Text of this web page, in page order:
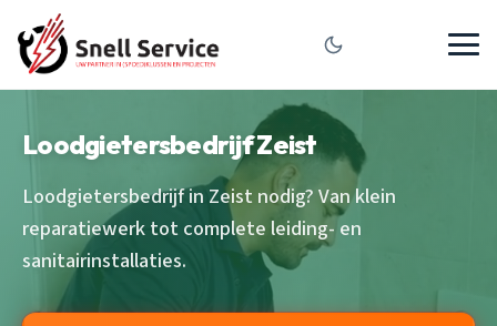
Loodgietersbedrijf Zeist
Loodgietersbedrijf in Zeist nodig? Van klein
reparatiewerk tot complete leiding- en
sanitairinstallaties.